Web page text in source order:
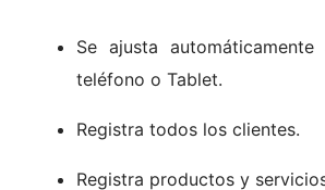
Se ajusta automáticamente
teléfono o Tablet.
Registra todos los clientes.
Registra productos y